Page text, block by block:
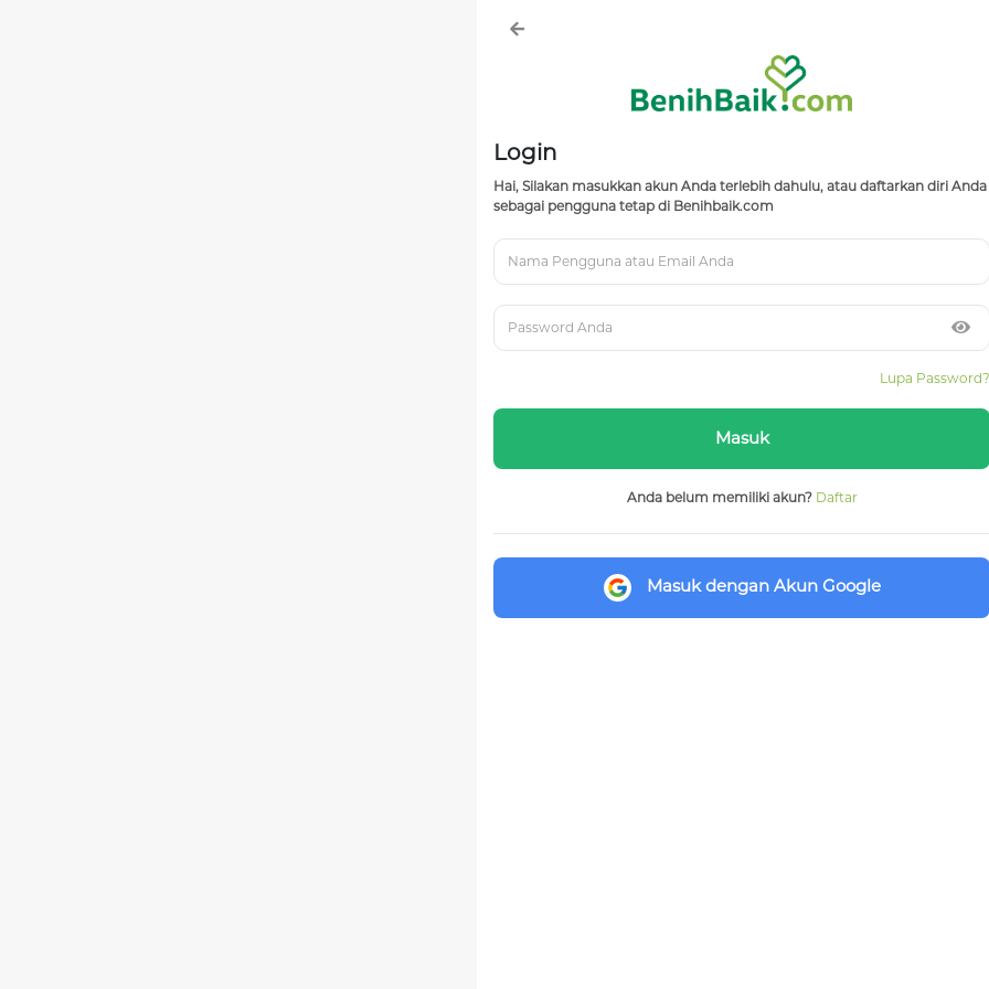
Login
Hai, Silakan masukkan akun Anda terlebih dahulu, atau daftarkan diri Anda
sebagai pengguna tetap di Benihbaik.com
Lupa Password?
Masuk
Anda belum memiliki akun? Daftar
Masuk dengan Akun Google